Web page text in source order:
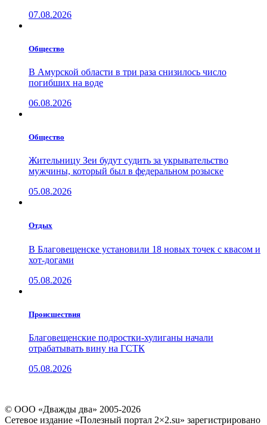
07.08.2026
Общество
В Амурской области в три раза снизилось число
погибших на воде
06.08.2026
Общество
Жительницу Зеи будут судить за укрывательство
мужчины, который был в федеральном розыске
05.08.2026
Отдых
В Благовещенске установили 18 новых точек с квасом и
хот-догами
05.08.2026
Проиcшествия
Благовещенские подростки-хулиганы начали
отрабатывать вину на ГСТК
05.08.2026
© ООО «Дважды два» 2005-2026
Сетевое издание «Полезный портал 2×2.su» зарегистрировано